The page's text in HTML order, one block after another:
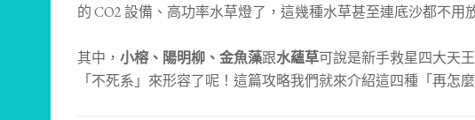
的 CO2 設備、高功率水草燈了，這幾種水草甚至連底沙都不用
其中， 小榕、陽明柳、金魚藻跟水蘊草可說是新手救星四大天
「不死系」來形容了呢！這篇攻略我們就來介紹這四種「再怎